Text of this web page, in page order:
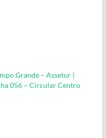
Grande – Assetur |
056 – Circular Centro